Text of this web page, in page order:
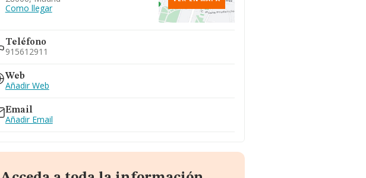
Como llegar
Teléfono
915612911
Web
Añadir Web
Email
Añadir Email